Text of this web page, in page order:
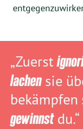
„Zuerst
lachensie
gewinnstdu.“